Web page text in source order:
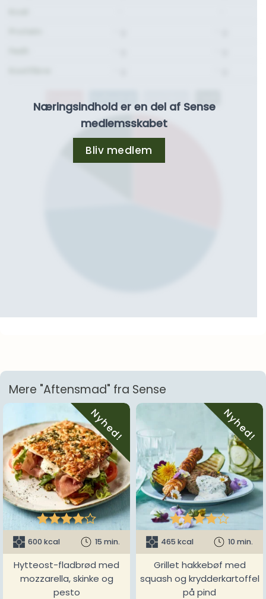
Næringsindhold er en del af Sense
medlemsskabet
Bliv medlem
Mere "Aftensmad" fra Sense
Nyhed!

600 kcal 15 min.
Hytteost-fladbrød med
mozzarella, skinke og
pesto
Nyhed!

465 kcal 10 min.
Grillet hakkebøf med
squash og krydderkartoffel
på pind